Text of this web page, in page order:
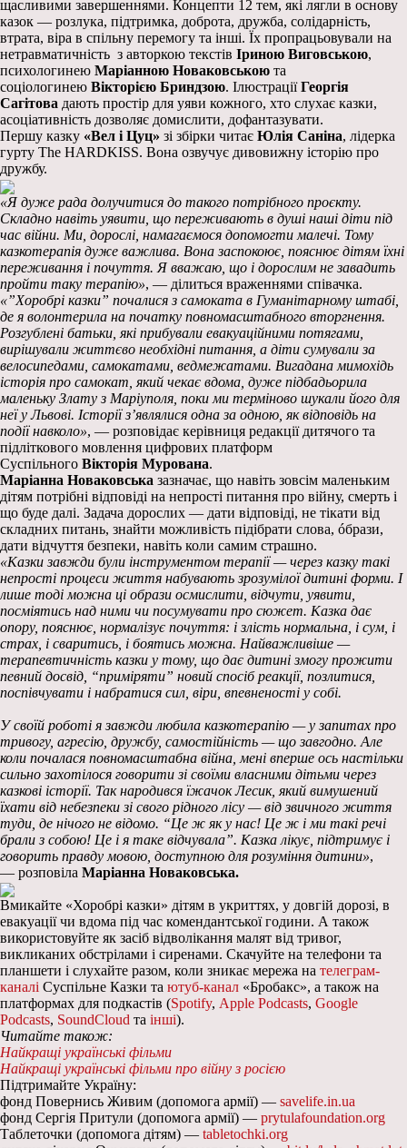
щасливими завершеннями. Концепти 12 тем, які лягли в основу
казок — розлука, підтримка, доброта, дружба, солідарність,
втрата, віра в спільну перемогу та інші. Їх пропрацьовували на
нетравматичність з авторкою текстів Іриною Виговською,
психологинею Маріанною Новаковською та
соціологинею Вікторією Бриндзою. ІлюстраціїГеоргія
Сагітова дають простір для уяви кожного, хто слухає казки,
асоціативність дозволяє домислити, дофантазувати.
Першу казку «Вел і Цуц» зі збірки читає Юлія Саніна, лідерка
гурту The HARDKISS. Вона озвучує дивовижну історію про
дружбу.
«Я дуже рада долучитися до такого потрібного проєкту.
Складно навіть уявити, що переживають в душі наші діти під
час війни. Ми, дорослі, намагаємося допомогти малечі. Тому
казкотерапія дуже важлива. Вона заспокоює, пояснює дітям їхні
переживання і почуття. Я вважаю, що і дорослим не завадить
пройти таку терапію», — ділиться враженнями співачка.
«”Хоробрі казки” почалися з самоката в Гуманітарному штабі,
де я волонтерила на початку повномасштабного вторгнення.
Розгублені батьки, які прибували евакуаційними потягами,
вирішували життєво необхідні питання, а діти сумували за
велосипедами, самокатами, ведмежатами. Вигадана мимохідь
історія про самокат, який чекає вдома, дуже підбадьорила
маленьку Злату з Маріуполя, поки ми терміново шукали його для
неї у Львові. Історії з’являлися одна за одною, як відповідь на
події навколо», — розповідає керівниця редакції дитячого та
підліткового мовлення цифрових платформ
Суспільного Вікторія Мурована.
Маріанна Новаковська зазначає, що навіть зовсім маленьким
дітям потрібні відповіді на непрості питання про війну, смерть і
що буде далі. Задача дорослих — дати відповіді, не тікати від
складних питань, знайти можливість підібрати слова, óбрази,
дати відчуття безпеки, навіть коли самим страшно.
«Казки завжди були інструментом терапії — через казку такі
непрості процеси життя набувають зрозумілої дитині форми. І
лише тоді можна ці образи осмислити, відчути, уявити,
посміятись над ними чи посумувати про сюжет. Казка дає
опору, пояснює, нормалізує почуття: і злість нормальна, і сум, і
страх, і сваритись, і боятись можна. Найважливіше —
терапевтичність казки у тому, що дає дитині змогу прожити
певний досвід, “приміряти” новий спосіб реакції, позлитися,
поспівчувати і набратися сил, віри, впевненості у собі.
У своїй роботі я завжди любила казкотерапію — у запитах про
тривогу, агресію, дружбу, самостійність — що завгодно. Але
коли почалася повномасштабна війна, мені вперше ось настільки
сильно захотілося говорити зі своїми власними дітьми через
казкові історії. Так народився їжачок Лесик, який вимушений
їхати від небезпеки зі свого рідного лісу — від звичного життя
туди, де нічого не відомо. “Це ж як у нас! Це ж і ми такі речі
брали з собою! Це і я таке відчувала”. Казка лікує, підтримує і
говорить правду мовою, доступною для розуміння дитини»,
— розповіла Маріанна Новаковська.
Вмикайте «Хоробрі казки» дітям в укриттях, у довгій дорозі, в
евакуації чи вдома під час комендантської години. А також
використовуйте як засіб відволікання малят від тривог,
викликаних обстрілами і сиренами. Скачуйте на телефони та
планшети і слухайте разом, коли зникає мережа на телеграм-
каналі Суспільне Казки та ютуб-канал «Бробакс», а також на
платформах для подкастів (Spotify, Apple Podcasts, Google
Podcasts, SoundCloud та інші).
Читайте також:
Найкращі українські фільми
Найкращі українські фільми про війну з росією
Підтримайте Україну:
фонд Повернись Живим (допомога армії) — savelife.in.ua
фонд Сергія Притули (допомога армії) — prytulafoundation.org
Таблеточки (допомога дітям) — tabletochki.org